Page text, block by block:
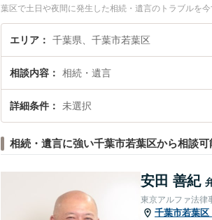
葉区で土日や夜間に発生した相続・遺言のトラブルを
続・遺言を法律相談できる千葉市若葉区内の弁護士に
エリア 千葉県、千葉市若葉区
相談内容 相続・遺言
詳細条件 未選択
相続・遺言に強い千葉市若葉区から相談可
安田 善紀
東京アルファ法律
千葉市若葉区